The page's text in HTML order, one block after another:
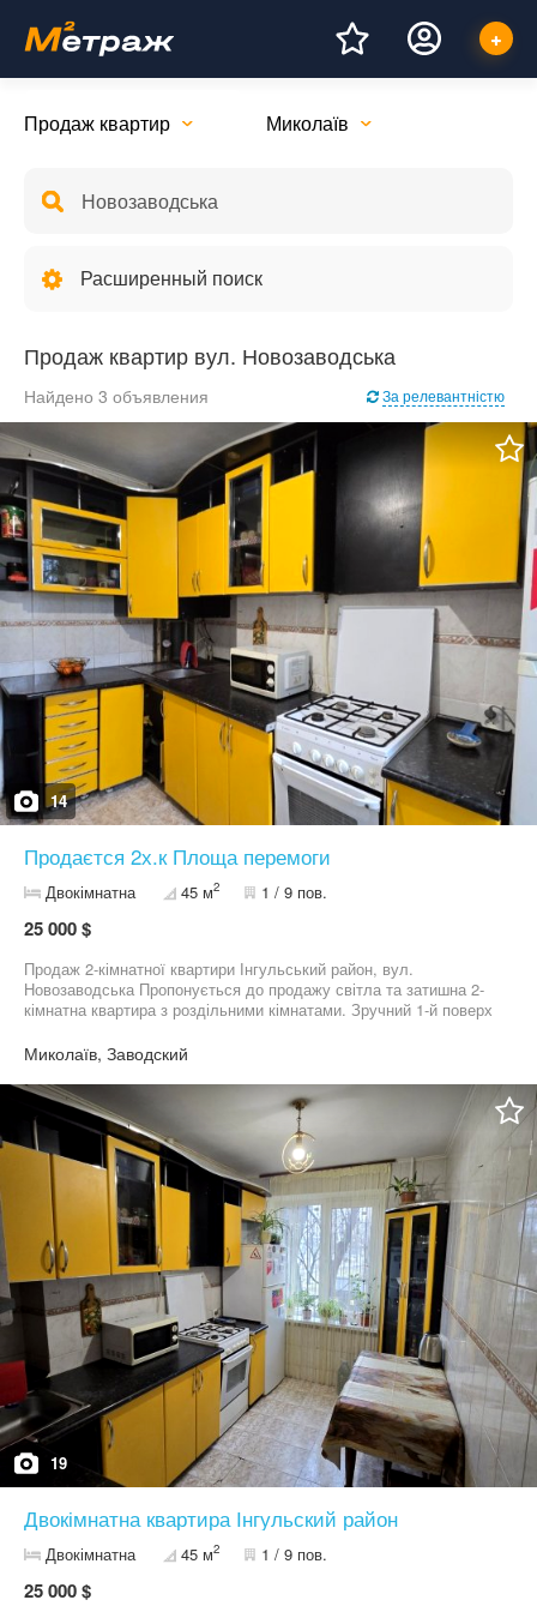
Продаж квартир Миколаїв
Расширенный поиск
Продаж квартир вул. Новозаводська
Найдено 3 объявления За релевантністю
14
Продаєтся 2х.к Площа перемоги
Двокімнатна 45 м2 1 / 9 пов.
25 000 $
Продаж 2-кімнатної квартири Інгульський район, вул.
Новозаводська Пропонується до продажу світла та затишна 2-
кімнатна квартира з роздільними кімнатами. Зручний 1-й поверх
підвалом Чудовий житловий стан Встановлені лічильники на всі
комунікації Новому власнику залишаються вбудована кухня та
частково меблі в кімнатах — можна одразу заїжджати та жити
без додаткових витрат. Відмінне розташування: поруч зупинки
транспорту, Площа Перемоги, ринок, магазини та вся необхідна
інфраструктура. Телефонуйте для перегляду — квартира варта
вашої уваги!
Миколаїв, Заводский
19
Двокімнатна квартира Інгульский район
Двокімнатна 45 м2 1 / 9 пов.
25 000 $